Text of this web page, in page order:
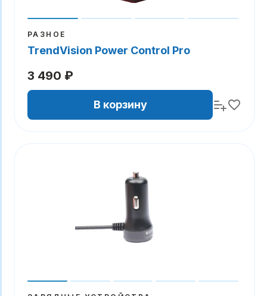
РАЗНОЕ
TrendVision Power Control Pro
3 490 ₽
В корзину